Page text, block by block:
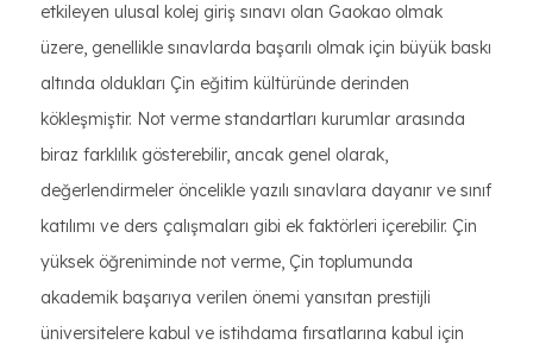
etkileyen ulusal kolej giriş sınavı olan Gaokao olmak
üzere, genellikle sınavlarda başarılı olmak için büyük baskı
altında oldukları Çin eğitim kültüründe derinden
kökleşmiştir. Not verme standartları kurumlar arasında
biraz farklılık gösterebilir, ancak genel olarak,
değerlendirmeler öncelikle yazılı sınavlara dayanır ve sınıf
katılımı ve ders çalışmaları gibi ek faktörleri içerebilir. Çin
yüksek öğreniminde not verme, Çin toplumunda
akademik başarıya verilen önemi yansıtan prestijli
üniversitelere kabul ve istihdama fırsatlarına kabul için